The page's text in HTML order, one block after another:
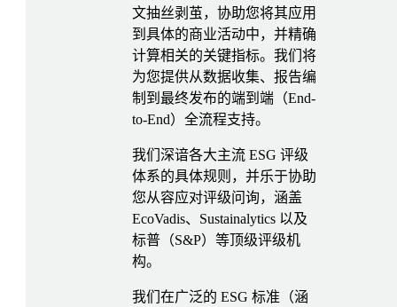
文抽丝剥茧，协助您将其应用
到具体的商业活动中，并精确
计算相关的关键指标。我们将
为您提供从数据收集、报告编
制到最终发布的端到端（End-
to-End）全流程支持。
我们深谙各大主流 ESG 评级
体系的具体规则，并乐于协助
您从容应对评级问询，涵盖
EcoVadis、Sustainalytics 以及
标普（S&P）等顶级评级机
构。
我们在广泛的 ESG 标准（涵